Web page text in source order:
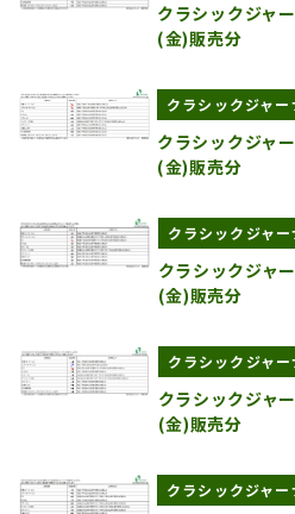
クラシックジャ
(金)販売分
クラシックジャー
クラシックジャ
(金)販売分
クラシックジャー
クラシックジャ
(金)販売分
クラシックジャー
クラシックジャ
(金)販売分
クラシックジャー